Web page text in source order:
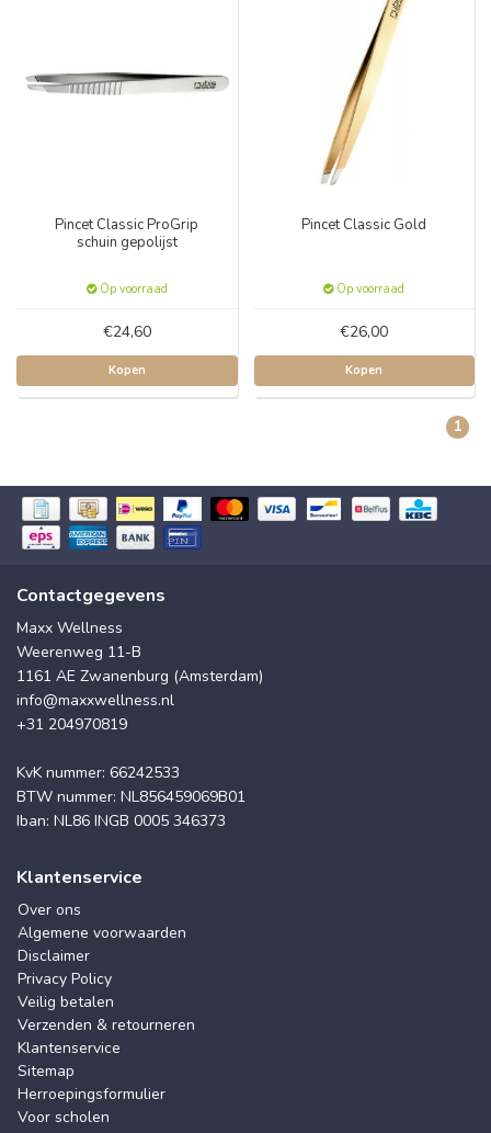
Pincet Classic ProGrip
schuin gepolijst
Op voorraad
€24,60
Kopen
Pincet Classic Gold
Op voorraad
€26,00
Kopen
1
Contactgegevens
Maxx Wellness
Weerenweg 11-B
1161 AE Zwanenburg (Amsterdam)
info@maxxwellness.nl
+31 204970819
KvK nummer: 66242533
BTW nummer: NL856459069B01
Iban: NL86 INGB 0005 346373
Klantenservice
Over ons
Algemene voorwaarden
Disclaimer
Privacy Policy
Veilig betalen
Verzenden & retourneren
Klantenservice
Sitemap
Herroepingsformulier
Voor scholen